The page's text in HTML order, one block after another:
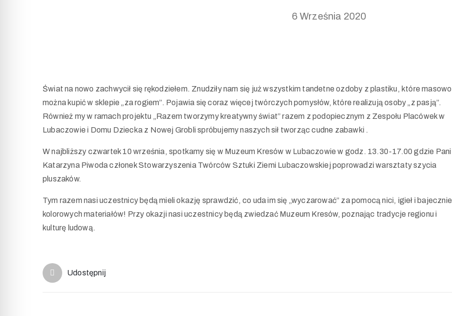
6 Września 2020
Świat na nowo zachwycił się rękodziełem. Znudziły nam się już wszystkim tandetne ozdoby z plastiku, które masowo
można kupić w sklepie „za rogiem”. Pojawia się coraz więcej twórczych pomysłów, które realizują osoby „z pasją”.
Również my w ramach projektu „Razem tworzymy kreatywny świat” razem z podopiecznym z Zespołu Placówek w
Lubaczowie i Domu Dziecka z Nowej Grobli spróbujemy naszych sił tworząc cudne zabawki .
W najbliższy czwartek 10 września, spotkamy się w Muzeum Kresów w Lubaczowie w godz. 13.30-17.00 gdzie Pani
Katarzyna Piwoda członek Stowarzyszenia Twórców Sztuki Ziemi Lubaczowskiej poprowadzi warsztaty szycia
pluszaków.
Tym razem nasi uczestnicy będą mieli okazję sprawdzić, co uda im się „wyczarować” za pomocą nici, igieł i bajecznie
kolorowych materiałów! Przy okazji nasi uczestnicy będą zwiedzać Muzeum Kresów, poznając tradycje regionu i
kulturę ludową.
Udostępnij